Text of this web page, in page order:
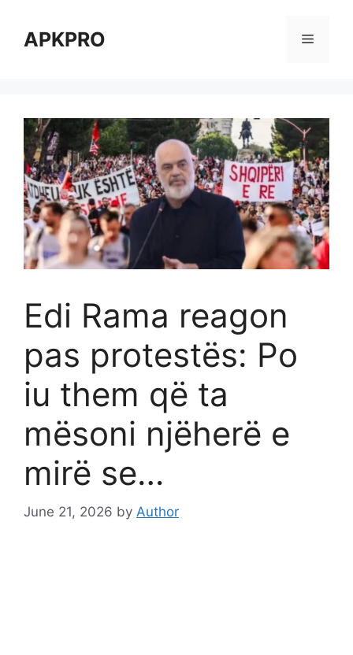
contentAPKPRO Menu
Edi Rama reagon
pas protestës: Po
iu them që ta
mësoni njëherë e
mirë se…
June 21, 2026 by Author